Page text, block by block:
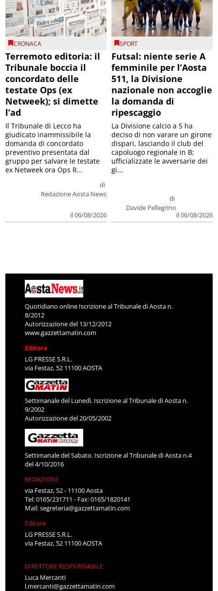
CRONACA
Terremoto editoria: il
Tribunale boccia il
concordato delle
testate Ops (ex
Netweek); si dimette
l’ad
di
Redazione Aosta News
il 06/08/2026
Il Tribunale di Lecco ha
giudicato inammissibile la
domanda di concordato
preventivo presentata dal
gruppo per salvare le testate
ex Netweek ora Ops R...
SPORT
Futsal: niente serie A
femminile per l’Aosta
511, la Divisione
nazionale non accoglie
la domanda di
ripescaggio
di
Davide Pellegrino
il 06/08/2026
La Divisione calcio a 5 ha
deciso di non varare un girone
dispari, lasciando il club del
capoluogo regionale in B;
ufficializzate le avversarie dei
gi...
Quotidiano online Iscrizione al Tribunale di Aosta n.
8/2012
Autorizzazione del 13/12/2012
www.gazzettamatin.com
Editore
LG PRESSE S.R.L.
via Festaz, 52 11100 AOSTA
Settimanale del Lunedì. Iscrizione al Tribunale di Aosta n.
9/2002
Autorizzazione del 20/05/2002
Settimanale del Sabato. Iscrizione al Tribunale di Aosta n.4
del 4/10/2016
REDAZIONE
via Festaz, 52 - 11100 Aosta
Tel: 0165/231711 - Fax: 0165/1820141
Mail:segreteria@gazzettamatin.com
Editore
LG PRESSE S.R.L.
via Festaz, 52 11100 AOSTA
DIRETTORE RESPONSABILE
Luca Mercanti
l.mercanti@gazzettamatin.com